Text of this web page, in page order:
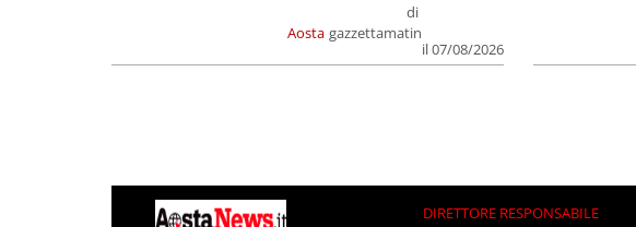
Aosta
di
gazzettamatin
il 07/08/2026
DIRETTORE RESPONSABILE